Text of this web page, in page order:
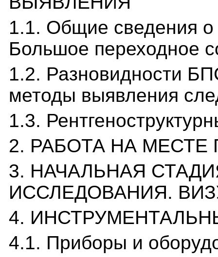
1.1. Общие сведения
Большое переходное
1.2. Разновидности
методы выявления
1.3.
2. РАБОТА НА
3. НАЧАЛЬНАЯ
ИССЛЕДОВАНИЯ.
4.
4.1. Приборы и